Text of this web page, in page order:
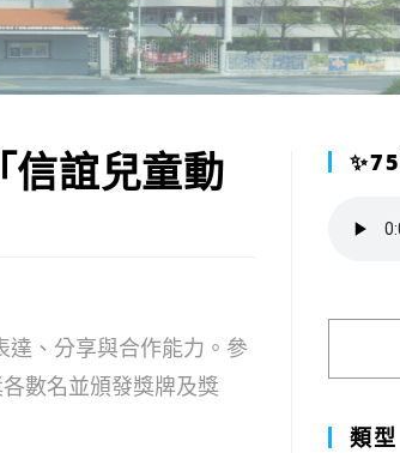
信誼兒童動
達、分享與合作能力。參
數名並頒發獎牌及獎
類型